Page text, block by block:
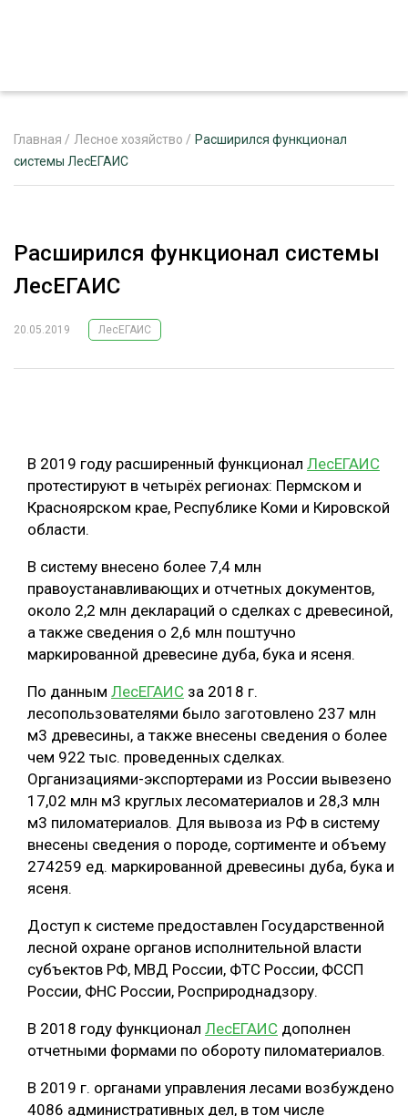
РЕКЛАМОДАТЕЛЯМ
ЛЕСНОЕ ХОЗЯЙСТВО
ЦИФРОВАЯ СРЕДА
БИОЭНЕРГЕТИКА
ЛЕСОВОССТАНОВЛЕНИЕ И ЗАЩИТА
ЛОГИСТИКА
ПРОИЗВОДСТВО ДРЕВЕСНЫХ ПЛИТ
ЦБП
ЛЕСОПИЛЕНИЕ
ДЕРЕВЯННОЕ ДОМОСТРОЕНИЕ
БЕЗОПАСНОЕ ПРОИЗВОДСТВО
СОРТИРОВКА ДРЕВЕСИНЫ
СУШКА ДРЕВЕСИНЫ
МЕБЕЛЬНОЕ ПРОИЗВОДСТВО
РУБРИКИ
ТЕМАТИЧЕСКИЕ ПРОЕКТЫ
Главная / Лесное хозяйство / Расширился функционал
системы ЛесЕГАИС
Расширился функционал системы
ЛесЕГАИС
20.05.2019 ЛесЕГАИС
В 2019 году расширенный функционал ЛесЕГАИС
протестируют в четырёх регионах: Пермском и
Красноярском крае, Республике Коми и Кировской
области.
В систему внесено более 7,4 млн
правоустанавливающих и отчетных документов,
около 2,2 млн деклараций о сделках с древесиной,
а также сведения о 2,6 млн поштучно
маркированной древесине дуба, бука и ясеня.
По данным ЛесЕГАИС за 2018 г.
лесопользователями было заготовлено 237 млн
м3 древесины, а также внесены сведения о более
чем 922 тыс. проведенных сделках.
Организациями-экспортерами из России вывезено
17,02 млн м3 круглых лесоматериалов и 28,3 млн
м3 пиломатериалов. Для вывоза из РФ в систему
внесены сведения о породе, сортименте и объему
274259 ед. маркированной древесины дуба, бука и
ясеня.
Доступ к системе предоставлен Государственной
лесной охране органов исполнительной власти
субъектов РФ, МВД России, ФТС России, ФССП
России, ФНС России, Росприроднадзору.
В 2018 году функционал ЛесЕГАИС дополнен
отчетными формами по обороту пиломатериалов.
В 2019 г. органами управления лесами возбуждено
4086 административных дел, в том числе